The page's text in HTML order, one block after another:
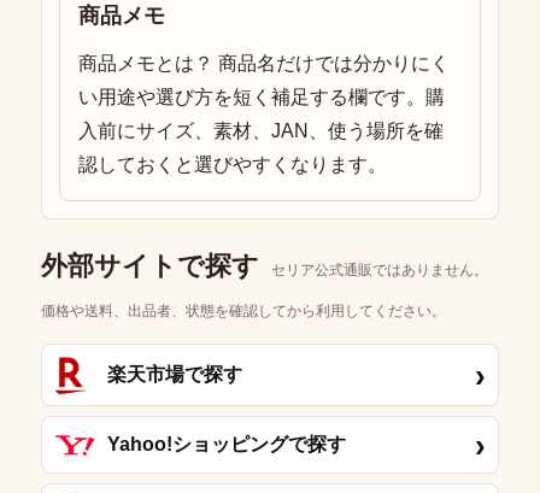
商品メモ
商品メモとは？ 商品名だけでは分かりにく
い用途や選び方を短く補足する欄です。購
入前にサイズ、素材、JAN、使う場所を確
認しておくと選びやすくなります。
外部サイトで探す セリア公式通販ではありません。
価格や送料、出品者、状態を確認してから利用してください。
楽天市場で探す ›
Yahoo!ショッピングで探す ›